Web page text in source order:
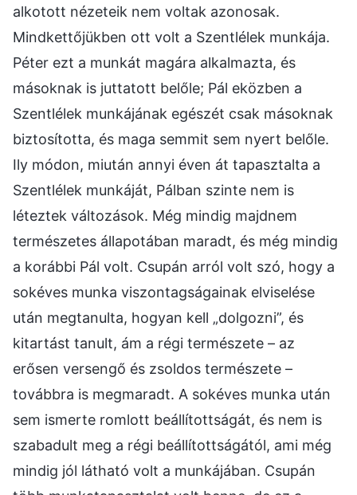
alkotott nézeteik nem voltak azonosak.
Mindkettőjükben ott volt a Szentlélek munkája.
Péter ezt a munkát magára alkalmazta, és
másoknak is juttatott belőle; Pál eközben a
Szentlélek munkájának egészét csak másoknak
biztosította, és maga semmit sem nyert belőle.
Ily módon, miután annyi éven át tapasztalta a
Szentlélek munkáját, Pálban szinte nem is
léteztek változások. Még mindig majdnem
természetes állapotában maradt, és még mindig
a korábbi Pál volt. Csupán arról volt szó, hogy a
sokéves munka viszontagságainak elviselése
után megtanulta, hogyan kell „dolgozni”, és
kitartást tanult, ám a régi természete – az
erősen versengő és zsoldos természete –
továbbra is megmaradt. A sokéves munka után
sem ismerte romlott beállítottságát, és nem is
szabadult meg a régi beállítottságától, ami még
mindig jól látható volt a munkájában. Csupán